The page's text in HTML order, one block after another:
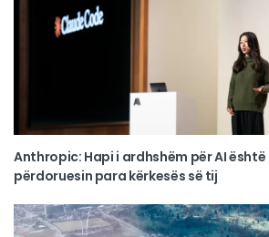
Anthropic: Hapi i ardhshëm për AI
përdoruesin para kërkesës së tij